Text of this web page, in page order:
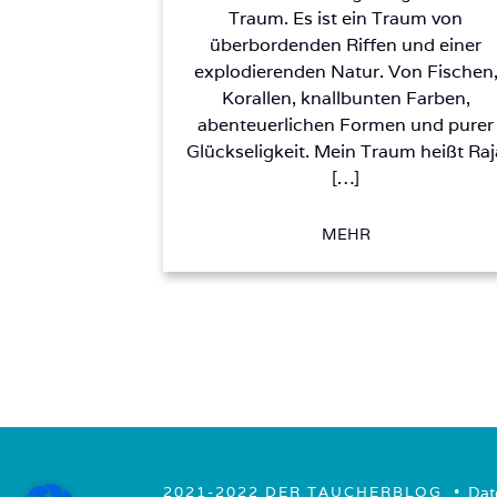
Traum. Es ist ein Traum von
überbordenden Riffen und einer
explodierenden Natur. Von Fischen,
Korallen, knallbunten Farben,
abenteuerlichen Formen und purer
Glückseligkeit. Mein Traum heißt
[…]
MEHR
2021-2022 DER TAUCHERBLOG • ­